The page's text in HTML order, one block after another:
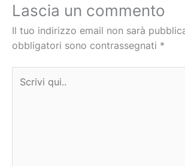
Lascia un commento
Il tuo indirizzo email non sarà
obbligatori sono contrassegnati *
qui..